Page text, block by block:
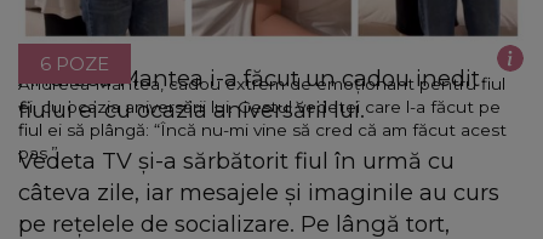
Andreea Mantea, cadou extrem de emoționant pentru fiul
ei, cu ocazia aniversării lui. Gestul vedetei care l-a făcut pe
fiul ei să plângă: “Încă nu-mi vine să cred că am făcut acest
pas.”
6 POZE
Andreea Mantea i-a făcut un cadou inedit
fiului ei cu ocazia aniversării lui.
Vedeta TV și-a sărbătorit fiul în urmă cu
câteva zile, iar mesajele și imaginile au curs
pe rețelele de socializare. Pe lângă tort,